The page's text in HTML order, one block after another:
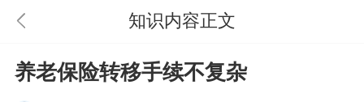
知识内容正文
养老保险转移手续不复杂